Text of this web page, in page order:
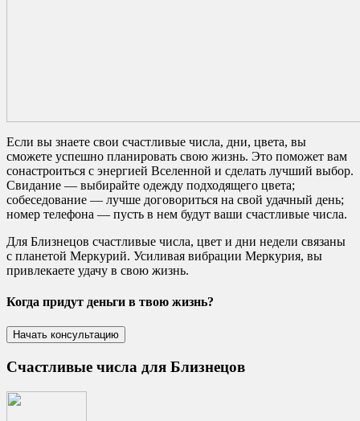
Если вы знаете свои счастливые числа, дни, цвета, вы
сможете успешно планировать свою жизнь. Это поможет вам
сонастроиться с энергией Вселенной и сделать лучший выбор.
Свидание — выбирайте одежду подходящего цвета;
собеседование — лучше договориться на свой удачный день;
номер телефона — пусть в нем будут ваши счастливые числа.
Для Близнецов счастливые числа, цвет и дни недели связаны
с планетой Меркурий. Усиливая вибрации Меркурия, вы
привлекаете удачу в свою жизнь.
Когда придут деньги в твою жизнь?
Счастливые числа для Близнецов